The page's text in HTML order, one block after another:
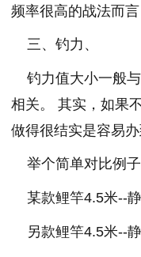
频率很高的战法而言
三、钓力、
钓力值大小一般
相关。 其实，如果
做得很结实是容易办
举个简单对比例子
某款鲤竿4.5米--静
另款鲤竿4.5米--静